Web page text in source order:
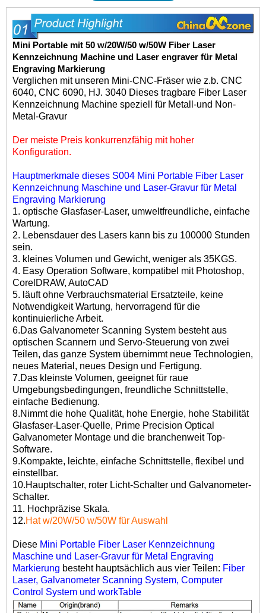
Mini Portable mit 50 w/20W/50 w/50W Fiber Laser
Kennzeichnung Machine und Laser engraver für Metal
Engraving Markierung
Verglichen mit unseren Mini-CNC-Fräser wie z.b. CNC
6040, CNC 6090, HJ. 3040 Dieses tragbare Fiber Laser
Kennzeichnung Machine speziell für Metall-und Non-
Metal-Gravur
Der meiste Preis konkurrenzfähig mit hoher
Konfiguration.
Hauptmerkmale dieses S004 Mini Portable Fiber Laser
Kennzeichnung Maschine und Laser-Gravur für Metal
Engraving Markierung
1. optische Glasfaser-Laser, umweltfreundliche, einfache
Wartung.
2. Lebensdauer des Lasers kann bis zu 100000 Stunden
sein.
3. kleines Volumen und Gewicht, weniger als 35KGS.
4. Easy Operation Software, kompatibel mit Photoshop,
CorelDRAW, AutoCAD
5. läuft ohne Verbrauchsmaterial Ersatzteile, keine
Notwendigkeit Wartung, hervorragend für die
kontinuierliche Arbeit.
6.Das Galvanometer Scanning System besteht aus
optischen Scannern und Servo-Steuerung von zwei
Teilen, das ganze System übernimmt neue Technologien,
neues Material, neues Design und Fertigung.
7.Das kleinste Volumen, geeignet für raue
Umgebungsbedingungen, freundliche Schnittstelle,
einfache Bedienung.
8.Nimmt die hohe Qualität, hohe Energie, hohe Stabilität
Glasfaser-Laser-Quelle, Prime Precision Optical
Galvanometer Montage und die branchenweit Top-
Software.
9.Kompakte, leichte, einfache Schnittstelle, flexibel und
einstellbar.
10.Hauptschalter, roter Licht-Schalter und Galvanometer-
Schalter.
11. Hochpräzise Skala.
12.Hat w/20W/50 w/50W für Auswahl
Diese Mini Portable Fiber Laser Kennzeichnung
Maschine und Laser-Gravur für Metal Engraving
Markierung besteht hauptsächlich aus vier Teilen: Fiber
Laser, Galvanometer Scanning System, Computer
Control System und workTable